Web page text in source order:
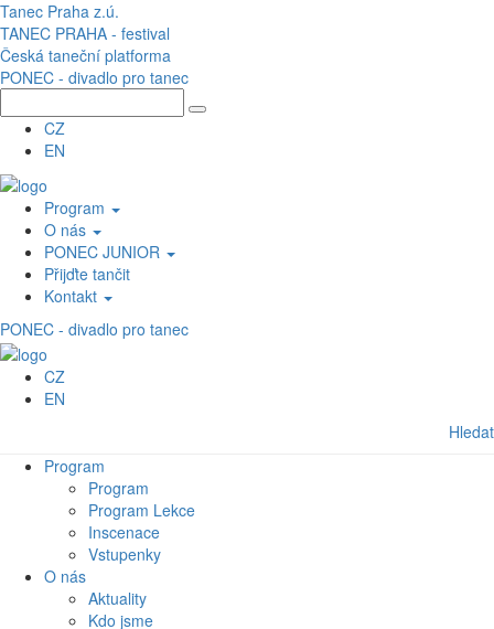
Přejít k hlavnímu obsahu
Tanec Praha z.ú.
TANEC PRAHA - festival
Česká taneční platforma
PONEC - divadlo pro tanec
CZ
EN
Program
O nás
PONEC JUNIOR
Přijďte tančit
Kontakt
PONEC - divadlo pro tanec
CZ
EN
Hledat
Program
Program
Program Lekce
Inscenace
Vstupenky
O nás
Aktuality
Kdo jsme